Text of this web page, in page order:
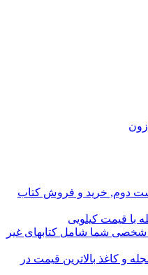
دوم, خرید و فروش کتاب
با قیمت کیلویی
شخصی شما شامل کتابهای غیر
و کاغذ بالاترین قیمت در